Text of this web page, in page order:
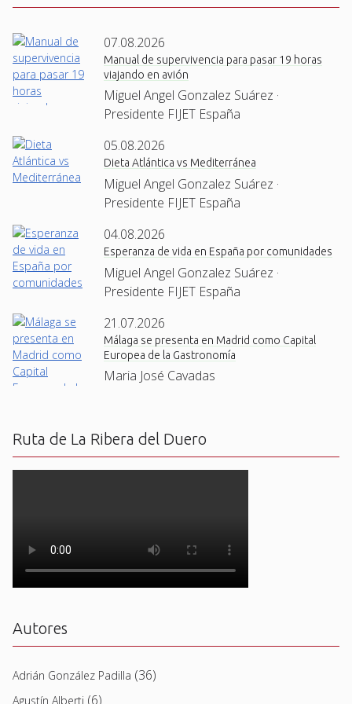
07.08.2026
Manual de supervivencia para pasar 19 horas
viajando en avión
Miguel Angel Gonzalez Suárez ·
Presidente FIJET España
05.08.2026
Dieta Atlántica vs Mediterránea
Miguel Angel Gonzalez Suárez ·
Presidente FIJET España
04.08.2026
Esperanza de vida en España por comunidades
Miguel Angel Gonzalez Suárez ·
Presidente FIJET España
21.07.2026
Málaga se presenta en Madrid como Capital
Europea de la Gastronomía
Maria José Cavadas
Ruta de La Ribera del Duero
Autores
Adrián González Padilla (36)
Agustín Alberti (6)